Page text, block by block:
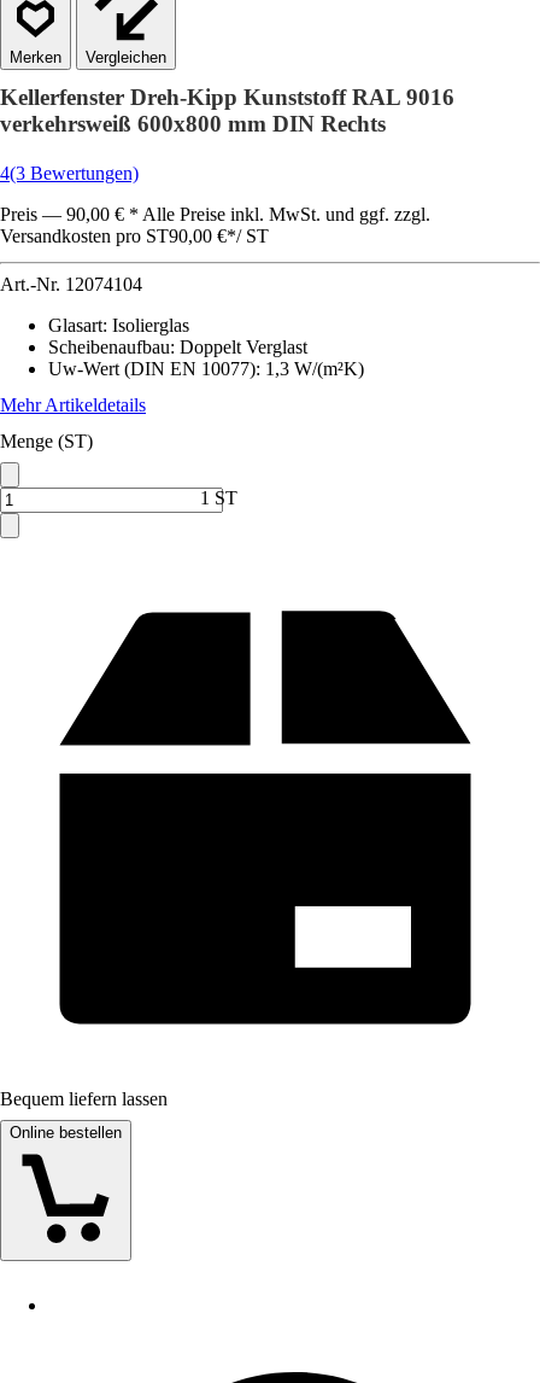
Vergleichen
Kellerfenster Dreh-Kipp Kunststoff RAL 9016
verkehrsweiß 600x800 mm DIN Rechts
4(3 Bewertungen)
Preis — 90,00 € * Alle Preise inkl. MwSt. und ggf. zzgl.
Versandkosten pro ST90,00 €*/ ST
Art.-Nr. 12074104
Glasart: Isolierglas
Scheibenaufbau: Doppelt Verglast
Uw-Wert (DIN EN 10077): 1,3 W/(m²K)
Mehr Artikeldetails
Menge (ST)
1 ST
Bequem liefern lassen
Online bestellen